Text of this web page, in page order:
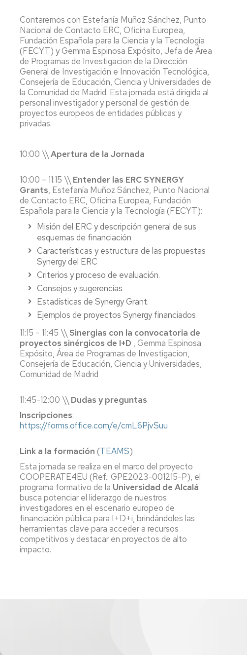
Contaremos con Estefanía Muñoz Sánchez, Punto
Nacional de Contacto ERC, Oficina Europea,
Fundación Española para la Ciencia y la Tecnología
(FECYT) y Gemma Espinosa Expósito, Jefa de Área
de Programas de Investigacion de la Dirección
General de Investigación e Innovación Tecnológica,
Consejería de Educación, Ciencia y Universidades de
la Comunidad de Madrid. Esta jornada está dirigida al
personal investigador y personal de gestión de
proyectos europeos de entidades públicas y
privadas.
10:00 \\ Apertura de la Jornada
10:00 – 11:15 \\ Entender las ERC SYNERGY
Grants, Estefanía Muñoz Sánchez, Punto Nacional
de Contacto ERC, Oficina Europea, Fundación
Española para la Ciencia y la Tecnología (FECYT):
Misión del ERC y descripción general de sus
esquemas de financiación
Características y estructura de las propuestas
Synergy del ERC
Criterios y proceso de evaluación.
Consejos y sugerencias
Estadísticas de Synergy Grant.
Ejemplos de proyectos Synergy financiados
11:15 – 11:45 \\ Sinergias con la convocatoria de
proyectos sinérgicos de I+D , Gemma Espinosa
Expósito, Área de Programas de Investigacion,
Consejería de Educación, Ciencia y Universidades,
Comunidad de Madrid
11:45-12:00 \\ Dudas y preguntas
Inscripciones:
https://forms.office.com/e/cmL6PjvSuu
Link a la formación (TEAMS)
Esta jornada se realiza en el marco del proyecto
COOPERATE4EU (Ref.: GPE2023-001215-P), el
programa formativo de la Universidad de Alcalá
busca potenciar el liderazgo de nuestros
investigadores en el escenario europeo de
financiación pública para I+D+i, brindándoles las
herramientas clave para acceder a recursos
competitivos y destacar en proyectos de alto
impacto.